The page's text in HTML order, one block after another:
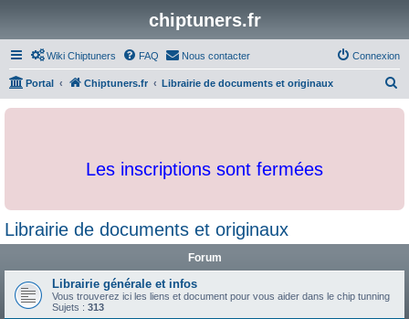
chiptuners.fr
Wiki Chiptuners FAQ Nous contacter Connexion
Portal Chiptuners.fr Librairie de documents et originaux
c
Les inscriptions sont fermées
Librairie de documents et originaux
Forum
Librairie générale et infos
Vous trouverez ici les liens et document pour vous aider dans le chip tunning
Sujets : 313